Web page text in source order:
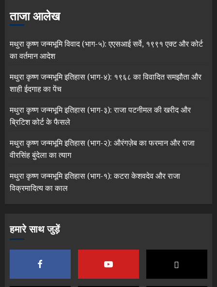
ताजा आलेख
मथुरा कृष्ण जन्मभूमि विवाद (भाग-५): एएसआई सर्वे, १९९१ एक्ट और कोर्ट
का वर्तमान आदेश
मथुरा कृष्ण जन्मभूमि इतिहास (भाग-४): १९६८ का विवादित समझौता और
शाही ईदगाह का पेंच
मथुरा कृष्ण जन्मभूमि इतिहास (भाग-३): राजा पटनीमल की खरीद और
ब्रिटिश कोर्ट के फैसले
मथुरा कृष्ण जन्मभूमि इतिहास (भाग-२): औरंगज़ेब का फरमान और राजा
वीरसिंह बुंदेला का त्याग
मथुरा कृष्ण जन्मभूमि इतिहास (भाग-१): कटरा केशवदेव और राजा
विक्रमादित्य का काल
हमारे साथ जुड़ें